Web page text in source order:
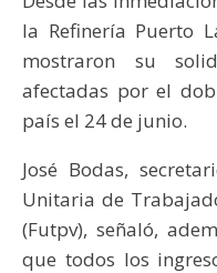
la Refinería Puerto
mostraron su
afectadas por el
país el 24 de junio.
José Bodas,
Unitaria de
(Futpv), señaló,
que todos los